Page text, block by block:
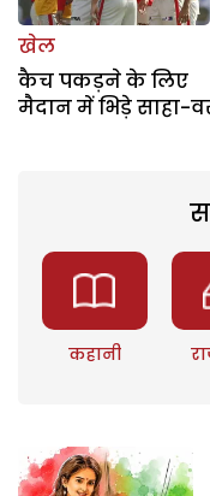
खेल
कैच पकड़ने के लिए
मैदान में भिड़े साहा-
कहानी